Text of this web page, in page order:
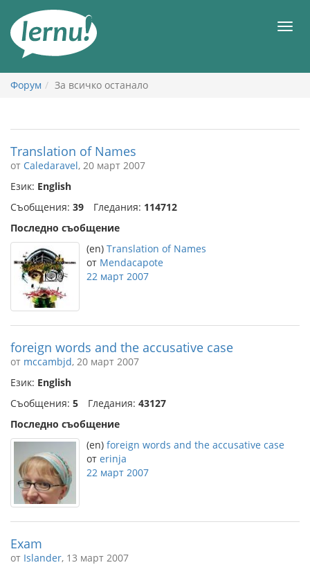
съдържанието
Форум За всичко останало
Translation of Names
от Caledaravel, 20 март 2007
Език: English
Съобщения: 39 Гледания: 114712
Последно съобщение
(en) Translation of Names
от Mendacapote
22 март 2007
foreign words and the accusative case
от mccambjd, 20 март 2007
Език: English
Съобщения: 5 Гледания: 43127
Последно съобщение
(en) foreign words and the accusative case
от erinja
22 март 2007
Exam
от Islander, 13 март 2007